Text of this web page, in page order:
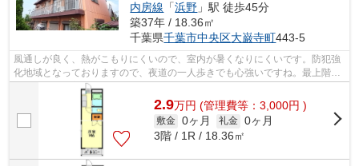
内房線 「浜野 」駅 徒歩45分
築37年 / 18.36㎡
千葉県千葉市中央区大巌寺町443-5
風通しが良く、熱がこもりにくいので、室内が暑くなりにくいです。防犯強
化地域となっておりますので、夜道の一人歩きでも心強いですね。最上階の
物件です。新着情報：ヒロ大巌寺の空...
2.9万円 (管理費等：3,000円 )
敷金 0ヶ月 礼金 0ヶ月
3階 / 1R / 18.36㎡